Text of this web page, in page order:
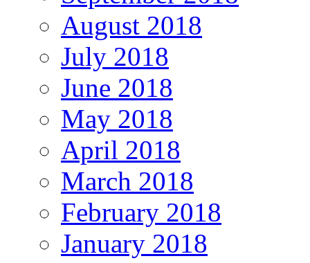
August 2018
July 2018
June 2018
May 2018
April 2018
March 2018
February 2018
January 2018